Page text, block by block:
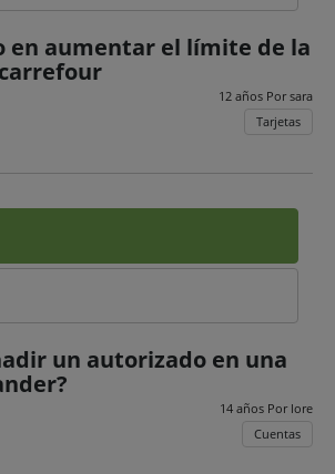
en aumentar el límite de la
12 años Porsara
Tarjetas
un autorizado en una
14 años Por lore
Cuentas